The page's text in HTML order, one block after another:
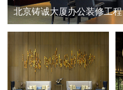
北京铸诚大厦办公装修工程